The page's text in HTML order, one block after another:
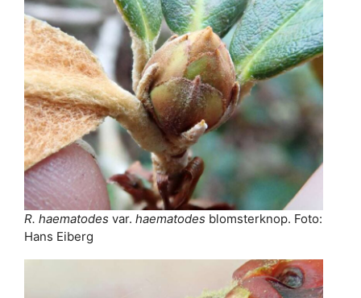
R. haematodes var. haematodes blomsterknop. Foto:
Hans Eiberg